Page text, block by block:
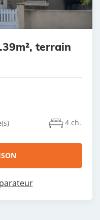
terrain
4 ch.